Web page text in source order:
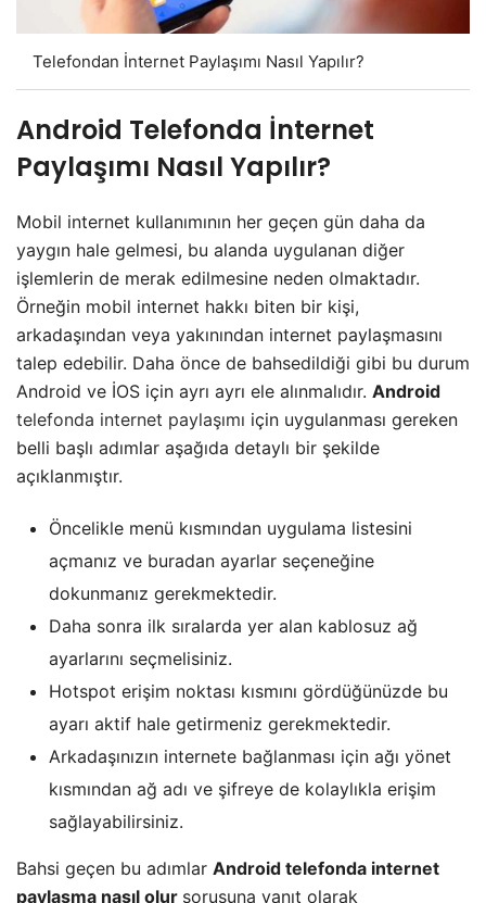
Telefondan İnternet Paylaşımı Nasıl Yapılır?
Android Telefonda İnternet
Paylaşımı Nasıl Yapılır?
Mobil internet kullanımının her geçen gün daha da
yaygın hale gelmesi, bu alanda uygulanan diğer
işlemlerin de merak edilmesine neden olmaktadır.
Örneğin mobil internet hakkı biten bir kişi,
arkadaşından veya yakınından internet paylaşmasını
talep edebilir. Daha önce de bahsedildiği gibi bu durum
Android ve İOS için ayrı ayrı ele alınmalıdır. Android
telefonda internet paylaşımı için uygulanması gereken
belli başlı adımlar aşağıda detaylı bir şekilde
açıklanmıştır.
Öncelikle menü kısmından uygulama listesini
açmanız ve buradan ayarlar seçeneğine
dokunmanız gerekmektedir.
Daha sonra ilk sıralarda yer alan kablosuz ağ
ayarlarını seçmelisiniz.
Hotspot erişim noktası kısmını gördüğünüzde bu
ayarı aktif hale getirmeniz gerekmektedir.
Arkadaşınızın internete bağlanması için ağı yönet
kısmından ağ adı ve şifreye de kolaylıkla erişim
sağlayabilirsiniz.
Bahsi geçen bu adımlar Android telefonda internet
paylaşma nasıl olur sorusuna yanıt olarak